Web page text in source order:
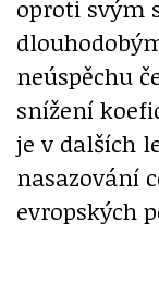
oproti svým
neúspěchu
snížení
je v dalších
nasazování
evropských